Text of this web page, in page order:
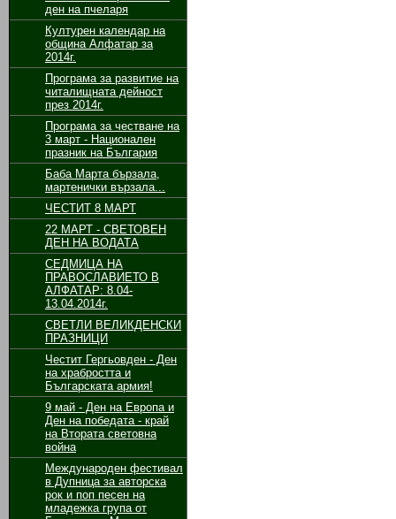
ден на пчеларя
Културен календар на
община Алфатар за
2014г.
Програма за развитие на
читалищната дейност
през 2014г.
Програма за честване на
3 март - Национален
празник на България
Баба Марта бързала,
мартенички вързала...
ЧЕСТИТ 8 МАРТ
22 МАРТ - СВЕТОВЕН
ДЕН НА ВОДАТА
СЕДМИЦА НА
ПРАВОСЛАВИЕТО В
АЛФАТАР: 8.04-
13.04.2014г.
СВЕТЛИ ВЕЛИКДЕНСКИ
ПРАЗНИЦИ
Честит Гергьовден - Ден
на храбростта и
Българската армия!
9 май - Ден на Европа и
Ден на победата - край
на Втората световна
война
Международен фестивал
в Дупница за авторска
рок и поп песен на
младежка група от